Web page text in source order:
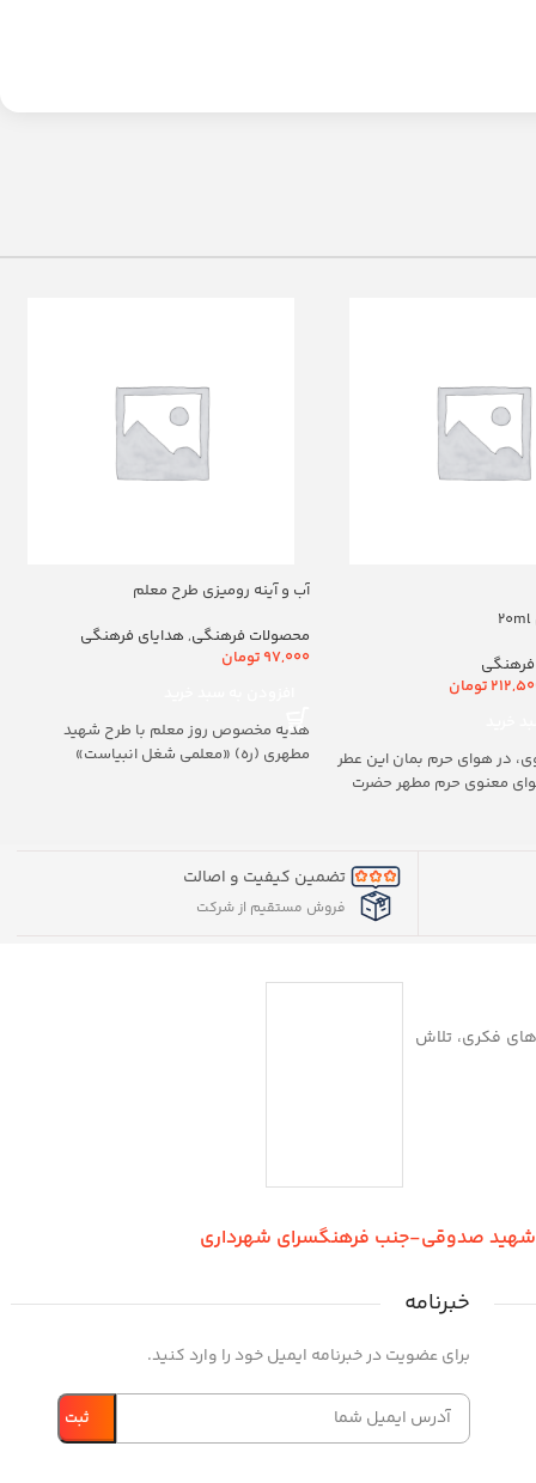
تومان
در هوای حرم بمان این عطر
معنوی حرم مطهر حضرت
آب و آینه رومیزی طرح معلم
محصولات فرهنگی, هدایای فرهنگی
97,000تومان
هدیه مخصوص روز معلم با طرح شهید
مطهری (ره) «معلمی شغل انبیاست»
تضمین کیفیت و اصالت
فروش مستقیم از شرکت
فکری، تلاش
شهید صدوقی-جنب فرهنگسرای شهرداری
خبرنامه
برای عضویت در خبرنامه ایمیل خود را وارد کنید.